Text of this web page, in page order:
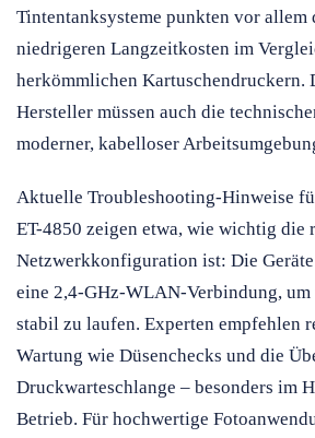
Tintentanksysteme punkten vor allem
niedrigeren Langzeitkosten im
herkömmlichen Kartuschendruckern.
Hersteller müssen auch die
moderner, kabelloser
Aktuelle Troubleshooting-Hinweise
ET-4850 zeigen etwa, wie wichtig die
Netzwerkkonfiguration ist: Die
eine 2,4-GHz-WLAN-Verbindung, um
stabil zu laufen. Experten empfehlen
Wartung wie Düsenchecks und die
Druckwarteschlange – besonders im
Betrieb. Für hochwertige